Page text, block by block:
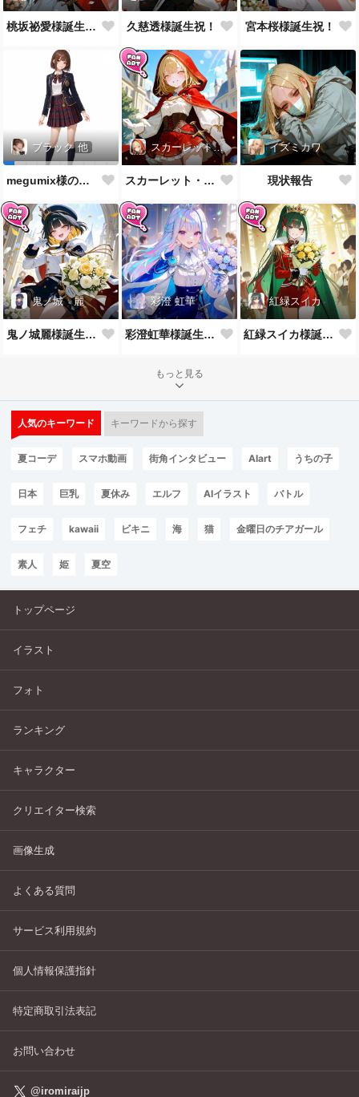
桃坂祕愛様誕生祝！ 久慈透様誕生祝！ 宮本桜様誕生祝！
ブラック 他
megumix様の英国風制服をお借りしてきた
スカーレット・レイベル
スカーレット・レイベル様誕生祝！
イズミカワ
現状報告
鬼ノ城 麗
鬼ノ城麗様誕生祝！
彩澄 虹華
彩澄虹華様誕生祝！
紅緑スイカ
紅緑スイカ様誕生祝！
もっと見る
人気のキーワード キーワードから探す
夏コーデ スマホ動画 街角インタビュー AIart うちの子
日本 巨乳 夏休み エルフ AIイラスト バトル
フェチ kawaii ビキニ 海 猫 金曜日のチアガール
素人 姫 夏空
トップページ
イラスト
フォト
ランキング
キャラクター
クリエイター検索
画像生成
よくある質問
サービス利用規約
個人情報保護指針
特定商取引法表記
お問い合わせ
@iromiraijp